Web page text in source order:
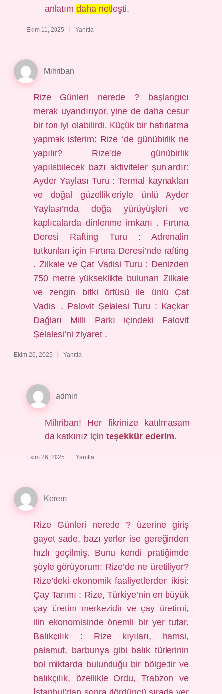
anlatım daha netleşti.
Ekim 11, 2025 Yanıtla
Mihriban
Rize Günleri nerede ? başlangıcı
merak uyandırıyor, yine de daha cesur
bir ton iyi olabilirdi. Küçük bir hatırlatma
yapmak isterim: Rize ‘de günübirlik ne
yapılır? Rize’de günübirlik
yapılabilecek bazı aktiviteler şunlardır:
Ayder Yaylası Turu : Termal kaynakları
ve doğal güzellikleriyle ünlü Ayder
Yaylası’nda doğa yürüyüşleri ve
kaplıcalarda dinlenme imkanı . Fırtına
Deresi Rafting Turu : Adrenalin
tutkunları için Fırtına Deresi’nde rafting
. Zilkale ve Çat Vadisi Turu : Denizden
750 metre yükseklikte bulunan Zilkale
ve zengin bitki örtüsü ile ünlü Çat
Vadisi . Palovit Şelalesi Turu : Kaçkar
Dağları Milli Parkı içindeki Palovit
Şelalesi’ni ziyaret .
Ekim 26, 2025 Yanıtla
admin
Mihriban! Her fikrinize katılmasam
da katkınız için teşekkür ederim.
Ekim 26, 2025 Yanıtla
Kerem
Rize Günleri nerede ? üzerine giriş
gayet sade, bazı yerler ise gereğinden
hızlı geçilmiş. Bunu kendi pratiğimde
şöyle görüyorum: Rize’de ne üretiliyor?
Rize’deki ekonomik faaliyetlerden ikisi:
Çay Tarımı : Rize, Türkiye’nin en büyük
çay üretim merkezidir ve çay üretimi,
ilin ekonomisinde önemli bir yer tutar.
Balıkçılık : Rize kıyıları, hamsi,
palamut, barbunya gibi balık türlerinin
bol miktarda bulunduğu bir bölgedir ve
balıkçılık, özellikle Ordu, Trabzon ve
İstanbul’dan sonra dördüncü sırada yer